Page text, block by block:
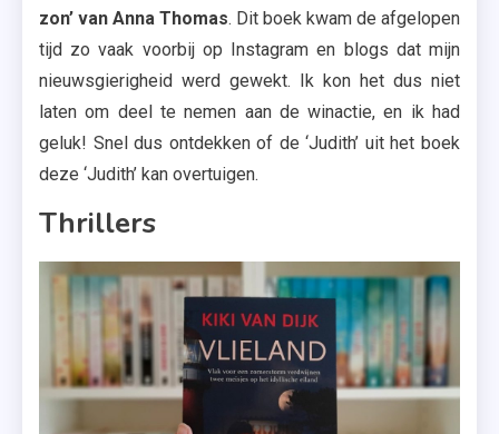
zon’ van Anna Thomas. Dit boek kwam de afgelopen
tijd zo vaak voorbij op Instagram en blogs dat mijn
nieuwsgierigheid werd gewekt. Ik kon het dus niet
laten om deel te nemen aan de winactie, en ik had
geluk! Snel dus ontdekken of de ‘Judith’ uit het boek
deze ‘Judith’ kan overtuigen.
Thrillers